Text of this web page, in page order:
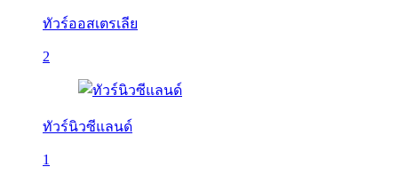
ทัวร์ออสเตรเลีย
2
ทัวร์นิวซีแลนด์
1